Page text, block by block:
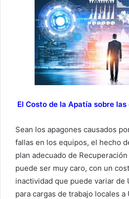
El Costo de la Apatía sobre
Sean los apagones causados
fallas en los equipos, el hecho
plan adecuado de
puede ser muy caro, con un
inactividad que puede variar de
para cargas de trabajo locales